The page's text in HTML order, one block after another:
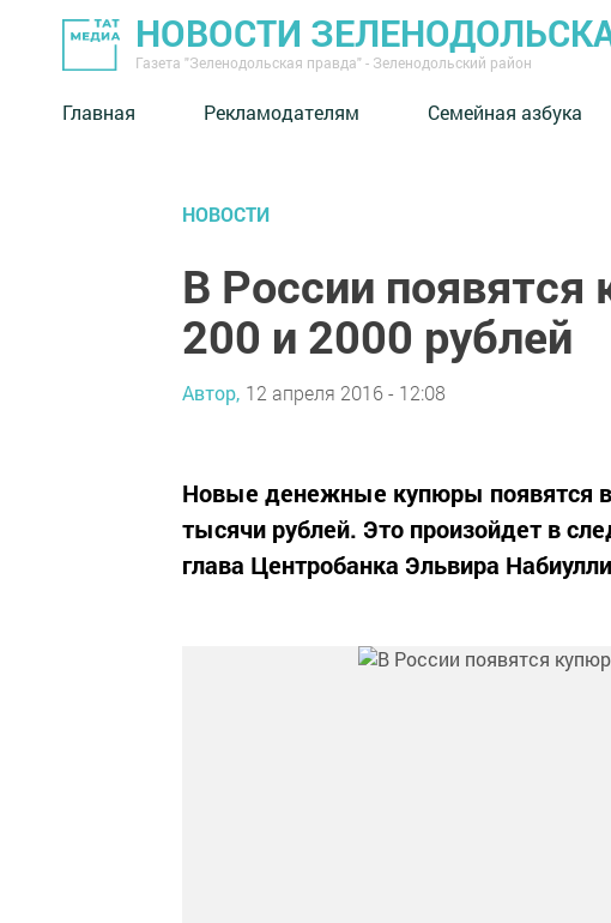
НОВОСТИ
Газета "Зеленодольская правда" - Зеленодольский район
Главная Рекламодателям Семейная азбука
НОВОСТИ
В России
200 и 2000 рублей
Автор, 12 апреля 2016 - 12:08
Новые денежные купюры появятся
тысячи рублей. Это произойдет в
глава Центробанка Эльвира